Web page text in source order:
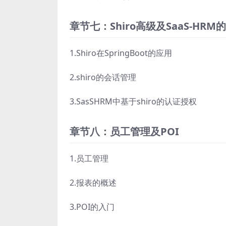
章节七：Shiro高级及SaaS-HRM
1.Shiro在SpringBoot的应用
2.shiro的会话管理
3.SasSHRM中基于shiro的认证授权
章节八：员工管理及POI
1.员工管理
2.报表的概述
3.POI的入门